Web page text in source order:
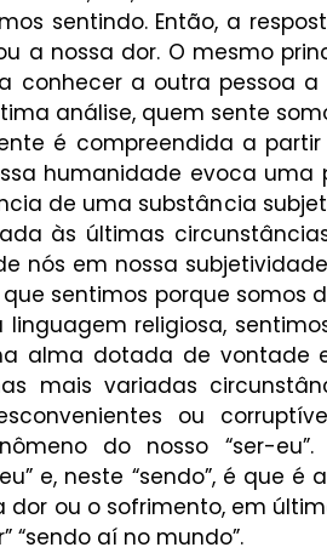
sentindo. Então, a
a nossa dor. O mesmo
conhecer a outra pessoa a
análise, quem sente
é compreendida a
humanidade evoca uma
de uma substância
às últimas
nós em nossa
sentimos porque somos
religiosa,
alma dotada de vontade
mais variadas
ou
do nosso “ser-eu”.
e, neste “sendo”, é que é
dor ou o sofrimento, em
“sendo aí no mundo”.